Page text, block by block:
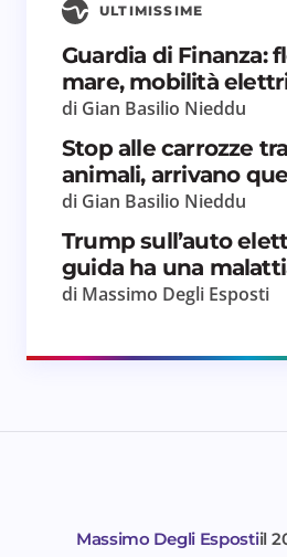
per il prossimo
Invia
ULTIMISSIME
Guardia di Finanza:
mare, mobilità
di Gian Basilio Nieddu
Stop alle carrozze
animali, arrivano
di Gian Basilio Nieddu
Trump sull’auto
guida ha una
di Massimo Degli Esposti
Massimo Degli Espostiil